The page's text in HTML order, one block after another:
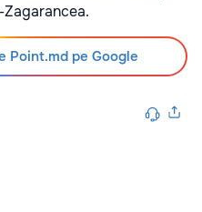
Point.md pe Google